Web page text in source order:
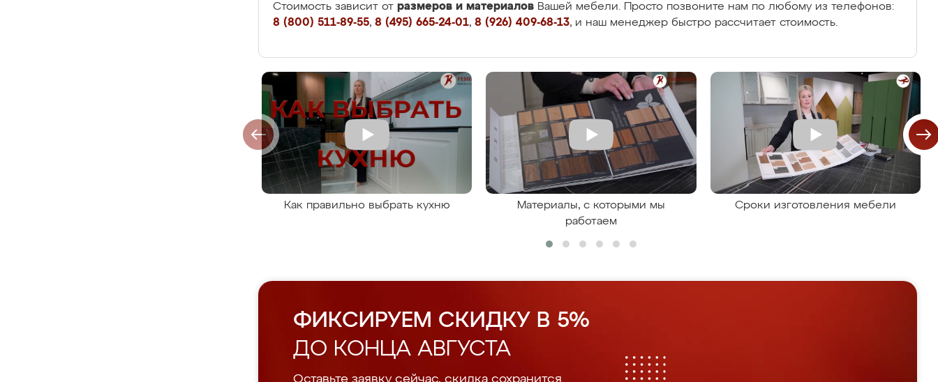
Стоимость зависит от размеров и материалов Вашей мебели. Просто позвоните нам по любому из телефонов:
8 (800) 511-89-55, 8 (495) 665-24-01, 8 (926) 409-68-13, и наш менеджер быстро рассчитает стоимость.
Как правильно выбрать кухню
Материалы, с которыми мы
работаем
Сроки изготовления мебели
ФИКСИРУЕМ СКИДКУ В 5%
ДО КОНЦА АВГУСТА
Оставьте заявку сейчас, скидка сохранится.